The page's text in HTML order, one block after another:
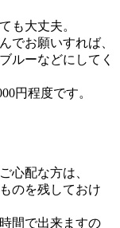
も大丈夫。
でお願いすれば、
ルーなどにしてく
円程度です。
心配な方は、
のを残しておけ
間で出来ますの